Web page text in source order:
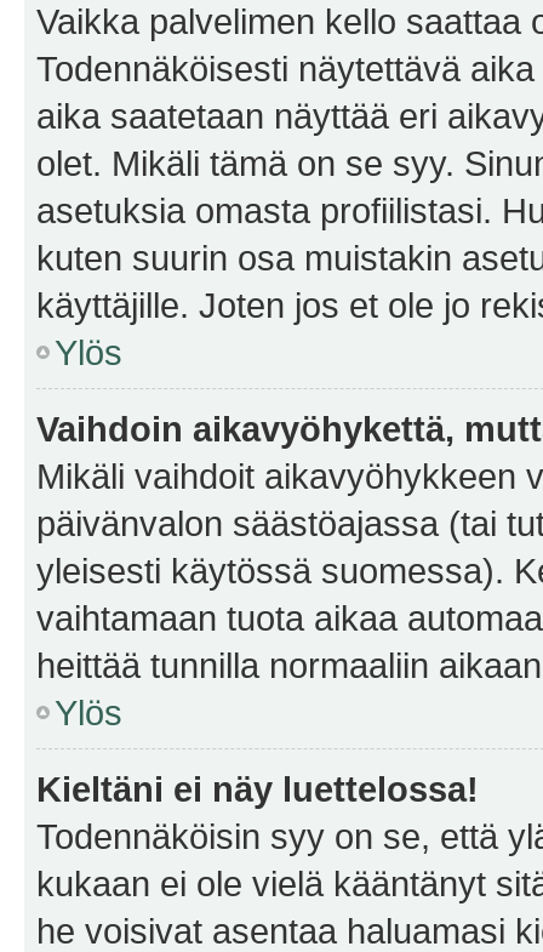
Vaikka palvelimen kello saattaa
Todennäköisesti näytettävä
aika saatetaan näyttää eri
olet. Mikäli tämä on se syy.
asetuksia omasta profiilistasi.
kuten suurin osa muistakin
käyttäjille. Joten jos et ole jo
Ylös
Vaihdoin aikavyöhykettä,
Mikäli vaihdoit aikavyöhykkeen
päivänvalon säästöajassa (tai
yleisesti käytössä suomessa).
vaihtamaan tuota aikaa
heittää tunnilla normaaliin
Ylös
Kieltäni ei näy luettelossa!
Todennäköisin syy on se, että
kukaan ei ole vielä kääntänyt
he voisivat asentaa haluamasi